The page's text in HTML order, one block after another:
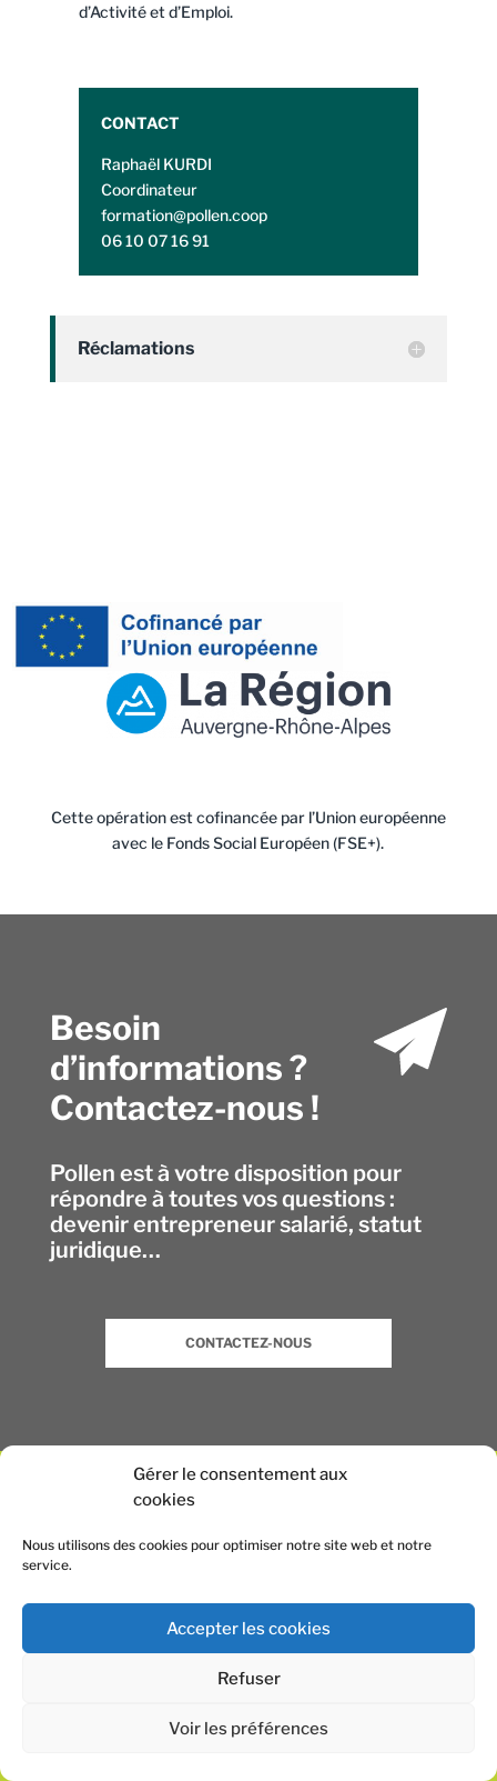
Gérer le consentement aux
cookies
Nous utilisons des cookies pour optimiser notre site web et notre
service.
Accepter les cookies
Refuser
Voir les préférences
d’Activité et d’Emploi.
CONTACT
Raphaël KURDI
Coordinateur
formation@pollen.coop
06 10 07 16 91
Réclamations
Cette opération est cofinancée par l’Union européenne
avec le Fonds Social Européen (FSE+).
Besoin
d’informations ?
Contactez-nous !
Pollen est à votre disposition pour
répondre à toutes vos questions :
devenir entrepreneur salarié, statut
juridique…
CONTACTEZ-NOUS